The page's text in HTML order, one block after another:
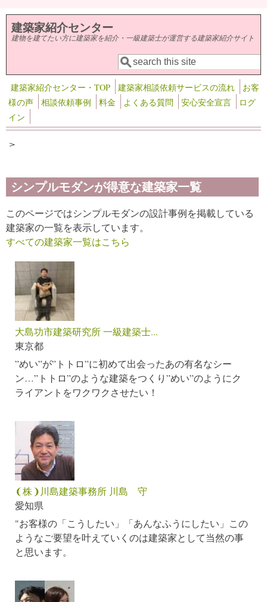
メインコンテンツに移動
建築家紹介センター
建物を建てたい方に建築家を紹介・一級建築士が運営する建築家紹介サイト
検索フォーム
検索
建築家紹介センター・TOP 建築家相談依頼サービスの流れ
お客
様の声
相談依頼事例 料金 よくある質問 安心安全宣言
ログ
イン
>
シンプルモダンが得意な建築家一覧
このページではシンプルモダンの設計事例を掲載している
建築家の一覧を表示しています。
すべての建築家一覧はこちら
大島功市建築研究所 一級建築士...
東京都
”めい”が”トトロ”に初めて出会ったあの有名なシー
ン…”トトロ”のような建築をつくり”めい”のようにク
ライアントをワクワクさせたい！
❨株❩川島建築事務所 川島 守
愛知県
"お客様の「こうしたい」「あんなふうにしたい」この
ようなご要望を叶えていくのは建築家として当然の事
と思います。